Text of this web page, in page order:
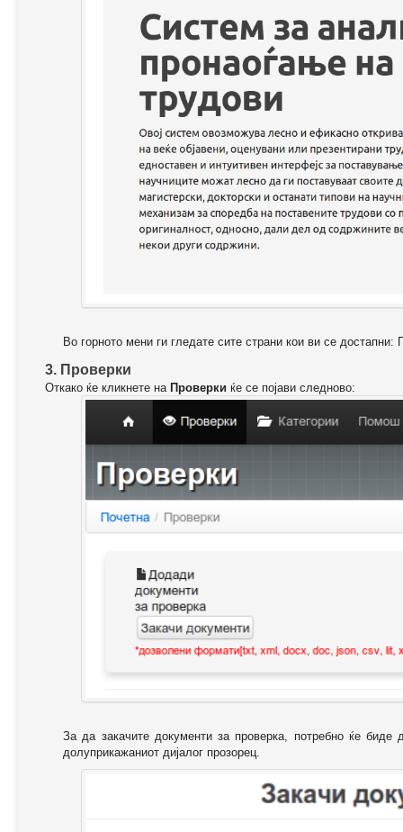
Во горното мени ги гледате сите страни кои ви се
3. Проверки
Откако ќе кликнете на Проверки ќе се појави следново:
За да закачите документи за проверка, потребно ќе биде
долуприкажаниот дијалог прозорец.